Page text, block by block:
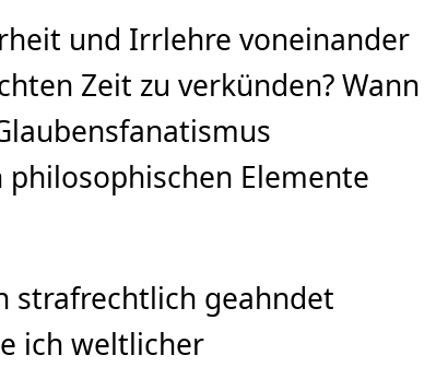
und Irrlehre voneinander
Zeit zu verkünden? Wann
Elemente
strafrechtlich geahndet
ich weltlicher